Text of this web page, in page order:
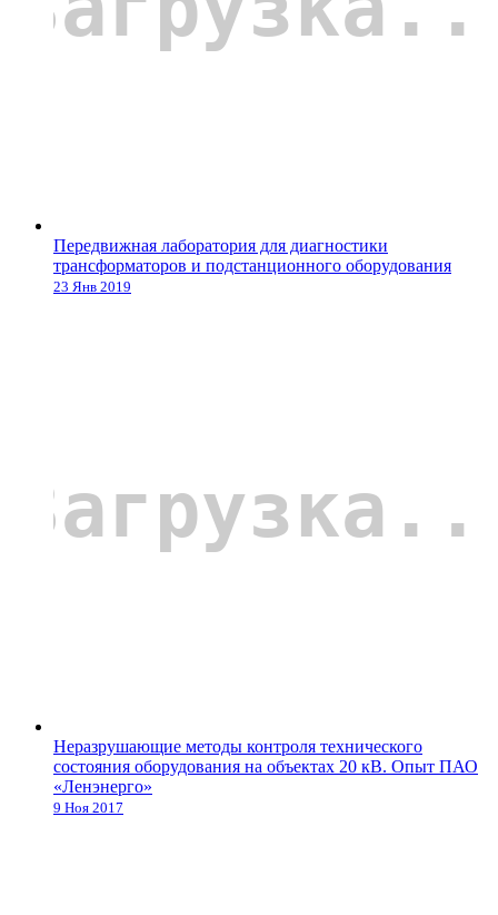
Передвижная лаборатория для диагностики
трансформаторов и подстанционного оборудования
23 Янв 2019
Неразрушающие методы контроля технического
состояния оборудования на объектах 20 кВ. Опыт ПАО
«Ленэнерго»
9 Ноя 2017